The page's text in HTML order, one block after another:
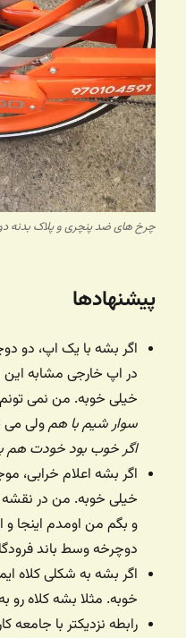
چرخ های ضد پنچری و پلاک بدنه
پیشنهادها
اگر بشه با یک اپ، دو
در اپ خارجی مشابه
خیلی خوبه. من نمی
سوار شیم با همولی می
اگر خوب بود خودت هم
اگر بشه اعلام خرابی،
خیلی خوبه. من در نقشه
و بگم من اومدم اینجا
دوچرخه وسط باند
اگر بشه به شکلی کلاه
خوبه. مثلا بشه کلاه رو
رابطه نزدیکتر با جامعه